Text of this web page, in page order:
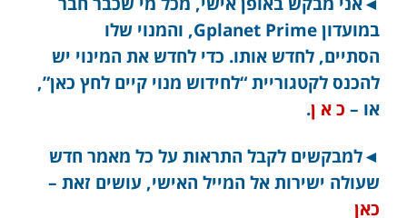
במועדון Gplanet Prime, והמנוי שלו
הסתיים, לחדש אותו. כדי לחדש את המינוי יש
להכנס לקטגוריית “לחידוש מנוי קיים לחץ כאן”,
או – כ א ן.
◄למבקשים לקבל התראות על כל מאמר חדש
שעולה ישירות אל המייל האישי, עושים זאת –
כאן